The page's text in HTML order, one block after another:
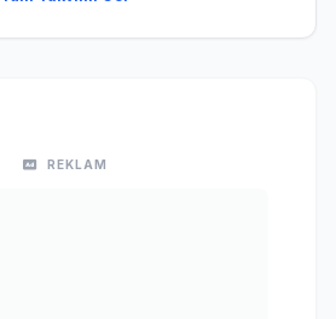
REKLAM